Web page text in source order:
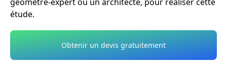
étude.
Obtenir un devis gratuitement